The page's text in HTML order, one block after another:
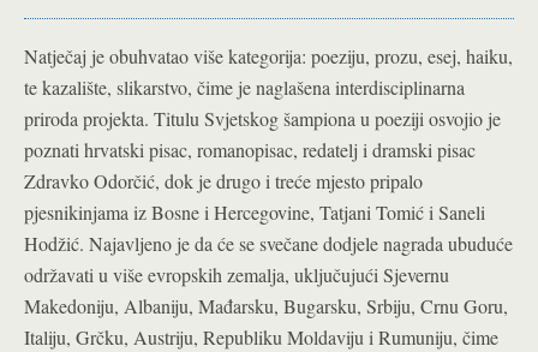
Natječaj je obuhvatao više kategorija: poeziju, prozu, esej, haiku,
te kazalište, slikarstvo, čime je naglašena interdisciplinarna
priroda projekta. Titulu Svjetskog šampiona u poeziji osvojio je
poznati hrvatski pisac, romanopisac, redatelj i dramski pisac
Zdravko Odorčić, dok je drugo i treće mjesto pripalo
pjesnikinjama iz Bosne i Hercegovine, Tatjani Tomić i Saneli
Hodžić. Najavljeno je da će se svečane dodjele nagrada ubuduće
održavati u više evropskih zemalja, uključujući Sjevernu
Makedoniju, Albaniju, Mađarsku, Bugarsku, Srbiju, Crnu Goru,
Italiju, Grčku, Austriju, Republiku Moldaviju i Rumuniju, čime